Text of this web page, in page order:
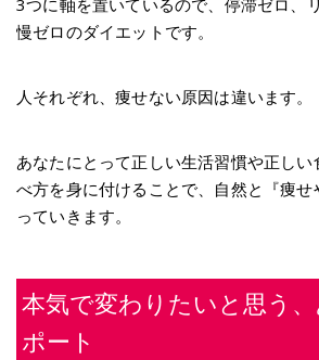
3つに軸を置いているので、停滞ゼロ、
慢ゼロのダイエットです。
人それぞれ、痩せない原因は違います。
あなたにとって正しい生活習慣や正し
べ方を身に付けることで、自然と『痩
っていきます。
本気で変わりたいと思う
ポート